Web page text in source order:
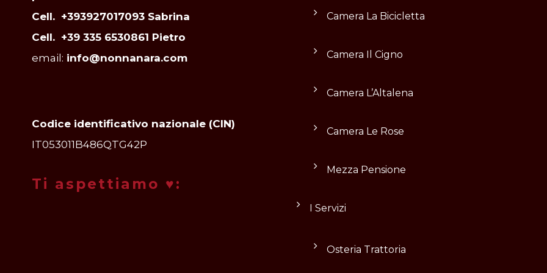
Cell. +393927017093 Sabrina
Cell. +39 335 6530861 Pietro
email: info@nonnanara.com
Codice identificativo nazionale (CIN)
IT053011B486QTG42P
Ti aspettiamo ♥:
Camera La Bicicletta
Camera Il Cigno
Camera L’Altalena
Camera Le Rose
Mezza Pensione
I Servizi
Osteria Trattoria